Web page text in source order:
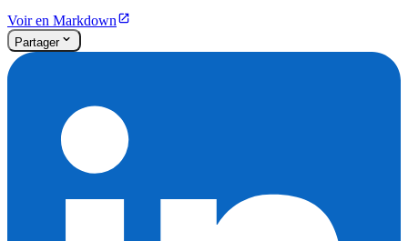
Voir en Markdown
Partager